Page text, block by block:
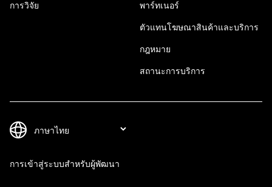
การวิจัย พาร์ทเนอร์
ตัวแทนโฆษณาสินค้าและบริการ
กฎหมาย
สถานะการบริการ
การเข้าสู่ระบบสำหรับผู้พัฒนา